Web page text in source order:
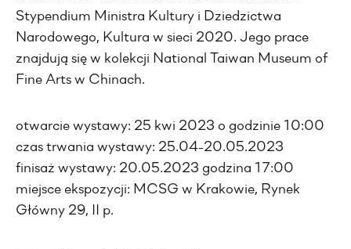
Stypendium Ministra Kultury i Dziedzictwa
Narodowego, Kultura w sieci 2020. Jego prace
znajdują się w kolekcji National Taiwan Museum of
Fine Arts w Chinach.
otwarcie wystawy: 25 kwi 2023 o godzinie 10:00
czas trwania wystawy: 25.04-20.05.2023
finisaż wystawy: 20.05.2023 godzina 17:00
miejsce ekspozycji: MCSG w Krakowie, Rynek
Główny 29, II p.